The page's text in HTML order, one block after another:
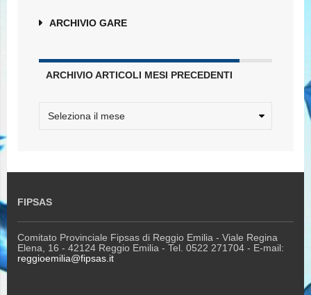
ARCHIVIO GARE
ARCHIVIO ARTICOLI MESI PRECEDENTI
FIPSAS
Comitato Provinciale Fipsas di Reggio Emilia - Viale Regina
Elena, 16 - 42124 Reggio Emilia - Tel. 0522 271704 - E-mail:
reggioemilia@fipsas.it